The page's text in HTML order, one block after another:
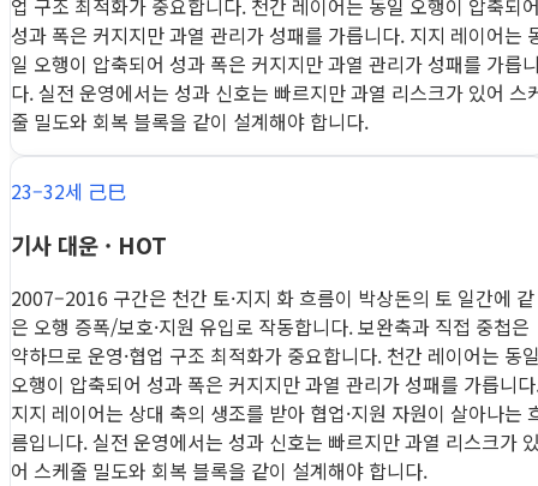
업 구조 최적화가 중요합니다. 천간 레이어는 동일 오행이 압축되
성과 폭은 커지지만 과열 관리가 성패를 가릅니다. 지지 레이어는
일 오행이 압축되어 성과 폭은 커지지만 과열 관리가 성패를 가릅
다. 실전 운영에서는 성과 신호는 빠르지만 과열 리스크가 있어 스
줄 밀도와 회복 블록을 같이 설계해야 합니다.
23–32세 己巳
기사 대운 · HOT
2007–2016 구간은 천간 토·지지 화 흐름이 박상돈의 토 일간에 같
은 오행 증폭/보호·지원 유입로 작동합니다. 보완축과 직접 중첩은
약하므로 운영·협업 구조 최적화가 중요합니다. 천간 레이어는 동
오행이 압축되어 성과 폭은 커지지만 과열 관리가 성패를 가릅니
지지 레이어는 상대 축의 생조를 받아 협업·지원 자원이 살아나는
름입니다. 실전 운영에서는 성과 신호는 빠르지만 과열 리스크가
어 스케줄 밀도와 회복 블록을 같이 설계해야 합니다.